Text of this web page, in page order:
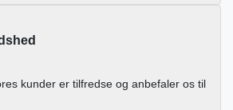
kunder er tilfredse og anbefaler os til